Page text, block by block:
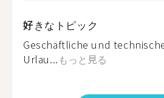
好きなトピック
Geschäftliche und
Urlau... もっと見る